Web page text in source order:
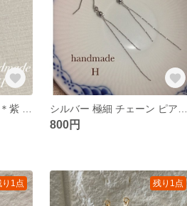
800円
り1点 残り1点